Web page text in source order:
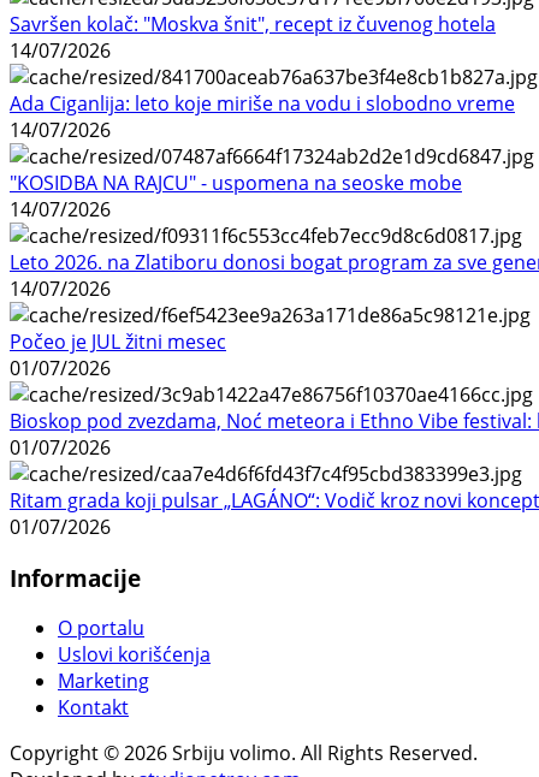
Savršen kolač: "Moskva šnit", recept iz čuvenog hotela
14/07/2026
Ada Ciganlija: leto koje miriše na vodu i slobodno vreme
14/07/2026
"KOSIDBA NA RAJCU" - uspomena na seoske mobe
14/07/2026
Leto 2026. na Zlatiboru donosi bogat program za sve
14/07/2026
Počeo je JUL žitni mesec
01/07/2026
Bioskop pod zvezdama, Noć meteora i Ethno Vibe
01/07/2026
Ritam grada koji pulsar „LAGÁNO“: Vodič kroz novi
01/07/2026
Informacije
O portalu
Uslovi korišćenja
Marketing
Kontakt
Copyright © 2026 Srbiju volimo. All Rights Reserved.